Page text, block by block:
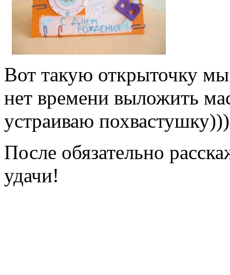
Вот такую открыточку
нет времени выложить
устраиваю похвастушку)))
После обязательно
удачи!